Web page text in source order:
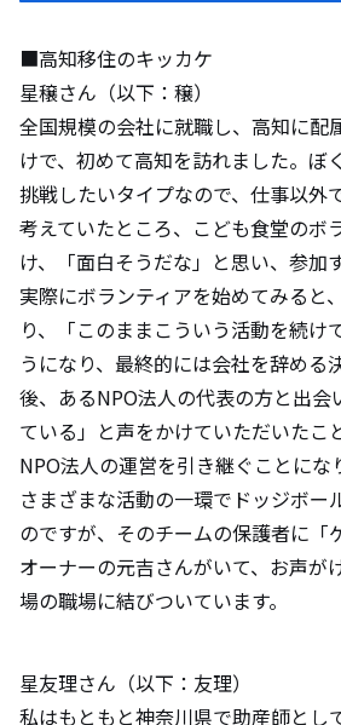
■高知移住のキッカケ
星穣さん（以下：穣）
全国規模の会社に就職し、高知に配
けで、初めて高知を訪れました。ぼ
挑戦したいタイプなので、仕事以外
考えていたところ、こども食堂のボ
け、「面白そうだな」と思い、参加
実際にボランティアを始めてみると
り、「このままこういう活動を続け
うになり、最終的には会社を辞める
後、あるNPO法人の代表の方と出会
ている」と声をかけていただいたこ
NPO法人の運営を引き継ぐことにな
さまざまな活動の一環でドッジボー
のですが、そのチームの保護者に「
オーナーの元吉さんがいて、お声が
場の職場に結びついています。
星友理さん（以下：友理）
私はもともと神奈川県で助産師とし